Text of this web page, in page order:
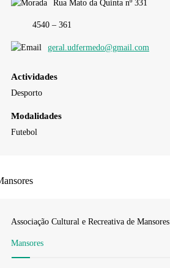
Rua Mato da Quinta nº 331
4540 – 361
geral.udfermedo@gmail.com
Actividades
Desporto
Modalidades
Futebol
Associação Cultural e Recreativa de Mansores
Mansores